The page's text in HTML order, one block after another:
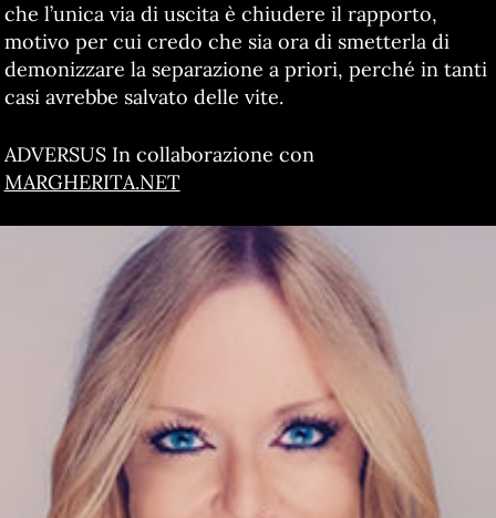
che l’unica via di uscita è chiudere il rapporto,
motivo per cui credo che sia ora di smetterla di
demonizzare la separazione a priori, perché in tanti
casi avrebbe salvato delle vite.
ADVERSUS In collaborazione con
MARGHERITA.NET